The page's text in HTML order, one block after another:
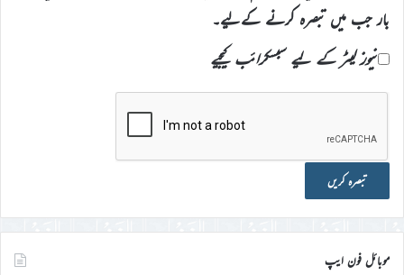
بار جب میں تبصرہ کرنے کےلیے۔
نیوز لیٹر کے لیے سبسکرائب کیجیے
موبائل فون ایپ